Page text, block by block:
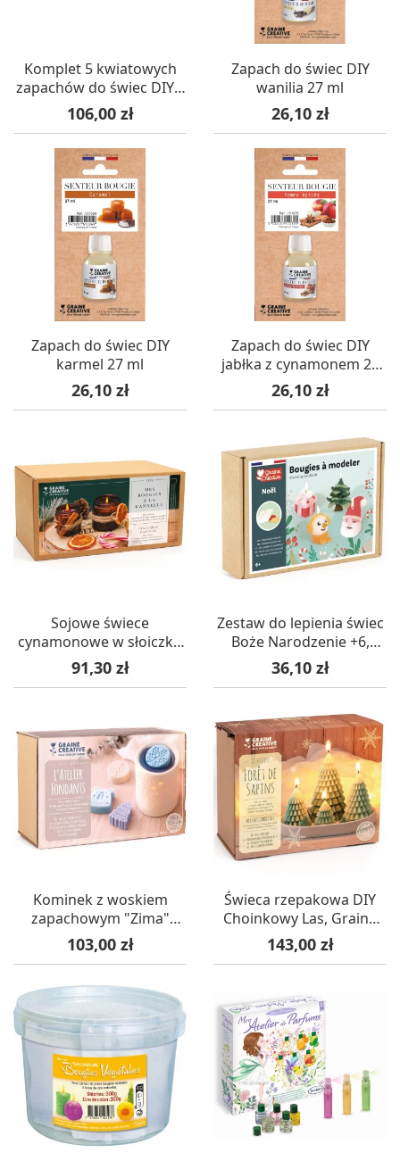
Komplet 5 kwiatowych
zapachów do świec DIY z
zakraplaczem 5x27 ml
Cena
106,00 zł
Zapach do świec DIY
wanilia 27 ml
Cena
26,10 zł
Zapach do świec DIY
karmel 27 ml
Cena
26,10 zł
Zapach do świec DIY
jabłka z cynamonem 27
ml
Cena
26,10 zł
Sojowe świece
cynamonowe w słoiczku
zestaw DIY, Graine
Creative
Cena
91,30 zł
Zestaw do lepienia świec
Boże Narodzenie +6,
Graine Creative
Cena
36,10 zł
Kominek z woskiem
zapachowym "Zima"
zestaw DIY, Graine
Creative
Cena
103,00 zł
Świeca rzepakowa DIY
Choinkowy Las, Graine
Creative
Cena
143,00 zł